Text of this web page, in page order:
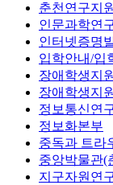
춘천연구지
인문과학연
인터넷증명
입학안내/입
장애학생지
장애학생지
정보통신연
정보화본부
중독과 트라
중앙박물관(
지구자원연